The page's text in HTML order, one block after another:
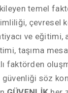
temel
çevresel
ve eğitimi,
taşıma
faktörden
güvenliği söz